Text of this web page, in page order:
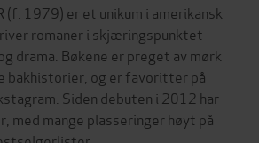
(f. 1979) er et unikum i amerikansk
romaner i skjæringspunktet
drama. Bøkene er preget av mørk
bakhistorier, og er favoritter på
Siden debuten i 2012 har
med mange plasseringer høyt på